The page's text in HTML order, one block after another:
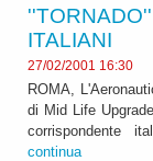
ITALIANI
27/02/2001 16:30
ROMA,
di Mid Life
corrispondente
continua